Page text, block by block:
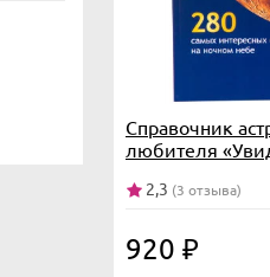
Справочник
любителя
2,3 (3 отзыва)
920 ₽